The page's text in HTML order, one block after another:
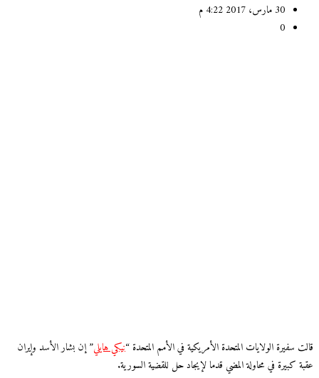
30 مارس، 2017 4:22 م
قالت سفيرة الولايات المتحدة الأمريكية في الأمم المتحدة “ نيكي هايلي” إن بشار الأسد وإيران
عقبة كبيرة في محاولة المضي قدما لإيجاد حل للقضية السورية.